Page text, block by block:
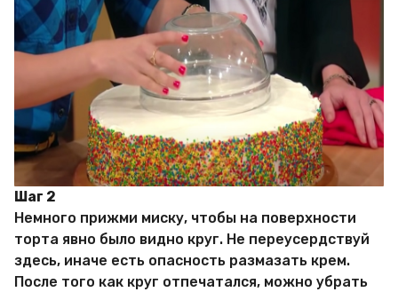
Шаг 2
Немного прижми миску, чтобы на поверхности
торта явно было видно круг. Не переусердствуй
здесь, иначе есть опасность размазать крем.
После того как круг отпечатался, можно убрать